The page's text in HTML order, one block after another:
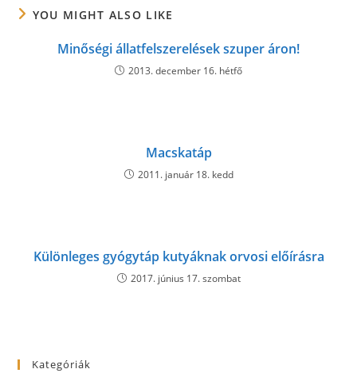
YOU MIGHT ALSO LIKE
Minőségi állatfelszerelések szuper áron!
2013. december 16. hétfő
Macskatáp
2011. január 18. kedd
Különleges gyógytáp kutyáknak orvosi előírásra
2017. június 17. szombat
Kategóriák